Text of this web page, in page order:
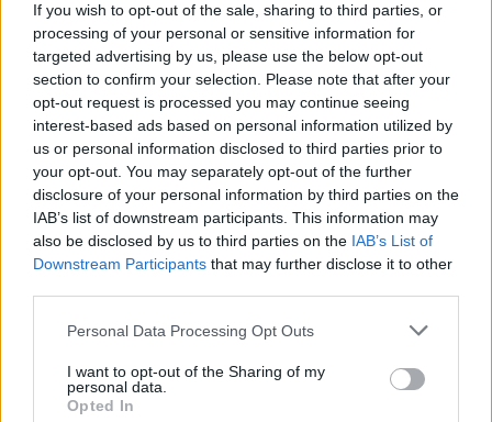
If you wish to opt-out of the sale, sharing to third parties, or
processing of your personal or sensitive information for
targeted advertising by us, please use the below opt-out
section to confirm your selection. Please note that after your
opt-out request is processed you may continue seeing
interest-based ads based on personal information utilized by
us or personal information disclosed to third parties prior to
your opt-out. You may separately opt-out of the further
disclosure of your personal information by third parties on the
IAB’s list of downstream participants. This information may
also be disclosed by us to third parties on the IAB’s List of
Downstream Participants that may further disclose it to other
Personal Data Processing Opt Outs
I want to opt-out of the Sharing of my
personal data.
Opted In
ερχονται...ερχονται!!!
soyla74
Απαντήσεις:
1
Κρυστάλλινη σφαίρα 2020
-Snorkel- ... 2
Απαντήσεις: 24 27/10/21
Δρωμενο Μαιου
μαμαβικη
Δρώμενο Απριλίου
Απαντήσεις:
5 13/4/21
Αγωνες Οκτωβριου;
Καινουργια γεννητουρια....
Απαντήσεις:
0
δεντρα τζαμπο;
αμφιθεα